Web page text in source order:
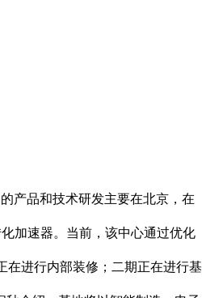
产品和技术研发主要在北京，在
加速器。当前，该中心通过优化
在进行内部装修；二期正在进行基